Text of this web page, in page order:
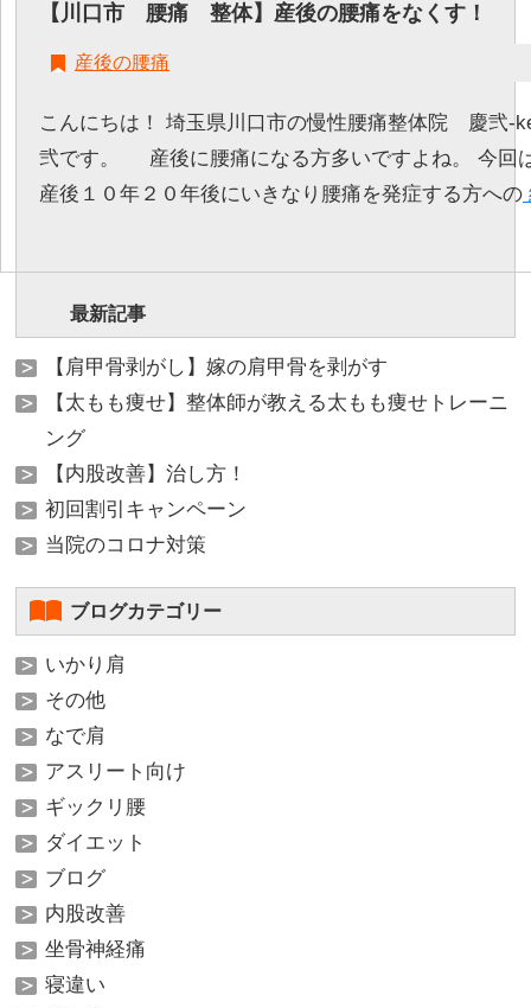
【川口市 腰痛 整体】産後の腰痛をなくす！
産後の腰痛
こんにちは！ 埼玉県川口市の慢性腰痛整体院 慶
弐です。 産後に腰痛になる方多いですよね。 今回
産後１０年２０年後にいきなり腰痛を発症する方への
最新記事
【肩甲骨剥がし】嫁の肩甲骨を剥がす
【太もも痩せ】整体師が教える太もも痩せトレーニ
ング
【内股改善】治し方！
初回割引キャンペーン
当院のコロナ対策
ブログカテゴリー
いかり肩
その他
なで肩
アスリート向け
ギックリ腰
ダイエット
ブログ
内股改善
坐骨神経痛
寝違い